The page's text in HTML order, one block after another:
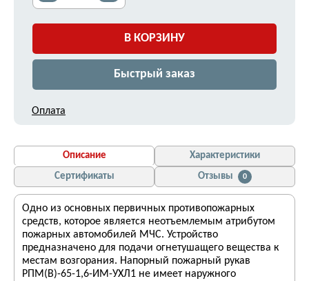
В КОРЗИНУ
Быстрый заказ
Оплата
Описание
Характеристики
Сертификаты
Отзывы 0
Одно из основных первичных противопожарных
средств, которое является неотъемлемым атрибутом
пожарных автомобилей МЧС. Устройство
предназначено для подачи огнетушащего вещества к
местам возгорания. Напорный пожарный рукав
РПМ(В)-65-1,6-ИМ-УХЛ1 не имеет наружного